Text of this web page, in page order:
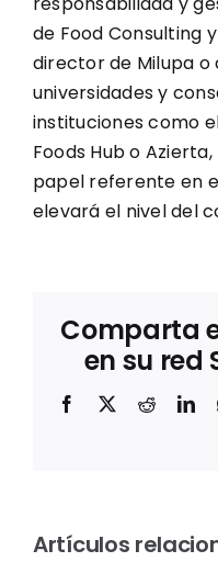
de Food Consulting
director de Milupa
universidades y
instituciones como
Foods Hub o
papel referente en
elevará el nivel del
Comparta
en su red
Facebook
X Reddit
Artículos